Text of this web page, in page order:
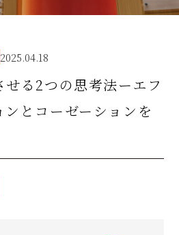
2025.04.18
る2つの思考法ーエフ
とコーゼーションを